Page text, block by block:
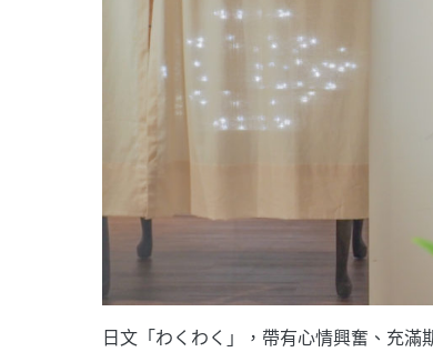
日文「わくわく」，帶有心情興奮、充